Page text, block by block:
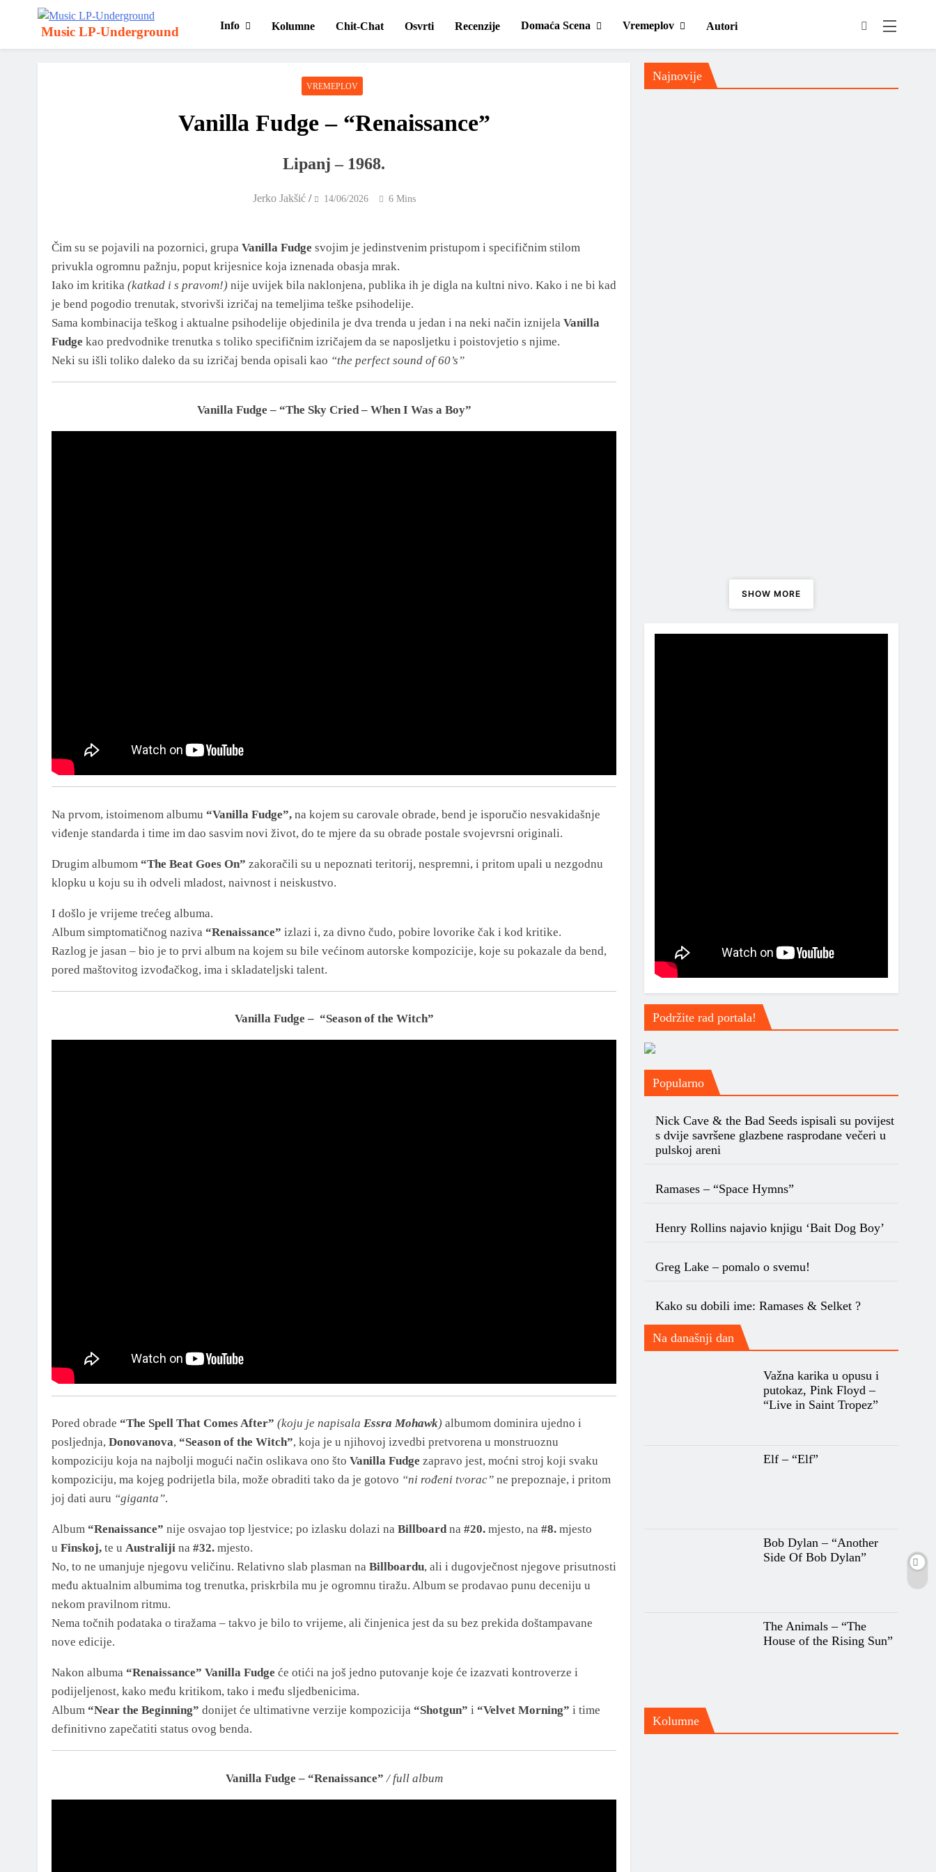
Music LP-Underground Info Kolumne Chit-Chat Osvrti Recenzije Domaća Scena Vremeplov Autori
VREMEPLOV
Vanilla Fudge – “Renaissance”
Lipanj – 1968.
Jerko Jakšić/ 14/06/2026 6 Mins
Čim su se pojavili na pozornici, grupa Vanilla Fudge svojim je jedinstvenim pristupom i specifičnim stilom
privukla ogromnu pažnju, poput krijesnice koja iznenada obasja mrak.
Iako im kritika (katkad i s pravom!) nije uvijek bila naklonjena, publika ih je digla na kultni nivo. Kako i ne bi kad
je bend pogodio trenutak, stvorivši izričaj na temeljima teške psihodelije.
Sama kombinacija teškog i aktualne psihodelije objedinila je dva trenda u jedan i na neki način iznijela Vanilla
Fudge kao predvodnike trenutka s toliko specifičnim izričajem da se naposljetku i poistovjetio s njime.
Neki su išli toliko daleko da su izričaj benda opisali kao “the perfect sound of60’s”
Vanilla Fudge – “The Sky Cried – When I Was a Boy”
Na prvom, istoimenom albumu “Vanilla Fudge”, na kojem su carovale obrade, bend je isporučio nesvakidašnje
viđenje standarda i time im dao sasvim novi život, do te mjere da su obrade postale svojevrsni originali.
Drugim albumom “The Beat Goes On” zakoračili su u nepoznati teritorij, nespremni, i pritom upali u nezgodnu
klopku u koju su ih odveli mladost, naivnost i neiskustvo.
I došlo je vrijeme trećeg albuma.
Album simptomatičnog naziva “Renaissance” izlazi i, za divno čudo, pobire lovorike čak i kod kritike.
Razlog je jasan – bio je to prvi album na kojem su bile većinom autorske kompozicije, koje su pokazale da bend,
pored maštovitog izvođačkog, ima i skladateljski talent.
Vanilla Fudge – “Season of the Witch”
Pored obrade “The Spell That Comes After” (koju je napisala Essra Mohawk) albumom dominira ujedno i
posljednja, Donovanova, “Season of the Witch”, koja je u njihovoj izvedbi pretvorena u monstruoznu
kompoziciju koja na najbolji mogući način oslikava ono što Vanilla Fudge zapravo jest, moćni stroj koji svaku
kompoziciju, ma kojeg podrijetla bila, može obraditi tako da je gotovo “ni rođeni tvorac” ne prepoznaje, i pritom
joj dati auru “giganta”.
Album “Renaissance” nije osvajao top ljestvice; po izlasku dolazi na Billboardna #20. mjesto, na #8. mjesto
u Finskoj, te u Australiji na #32. mjesto.
No, to ne umanjuje njegovu veličinu. Relativno slab plasman na Billboardu, ali i dugovječnost njegove prisutnosti
među aktualnim albumima tog trenutka, priskrbila mu je ogromnu tiražu. Album se prodavao punu deceniju u
nekom pravilnom ritmu.
Nema točnih podataka o tiražama – takvo je bilo to vrijeme, ali činjenica jest da su bez prekida doštampavane
nove edicije.
Nakon albuma “Renaissance” Vanilla Fudge će otići na još jedno putovanje koje će izazvati kontroverze i
podijeljenost, kako među kritikom, tako i među sljedbenicima.
Album “Near the Beginning” donijet će ultimativne verzije kompozicija “Shotgun” i “Velvet Morning” i time
definitivno zapečatiti status ovog benda.
Vanilla Fudge – “Renaissance” / full album
Najnovije
& Selket ?
SHOW MORE
Podržite rad portala!
Popularno
Nick Cave & the Bad Seeds ispisali su povijest
s dvije savršene glazbene rasprodane večeri u
pulskoj areni
Ramases – “Space Hymns”
Henry Rollins najavio knjigu ‘Bait Dog Boy’
Greg Lake – pomalo o svemu!
Kako su dobili ime: Ramases & Selket ?
Na današnji dan
Važna karika u opusu i
putokaz, Pink Floyd –
“Live in Saint Tropez”
Elf – “Elf”
Bob Dylan – “Another
Side Of Bob Dylan”
The Animals – “The
House of the Rising Sun”
Kolumne